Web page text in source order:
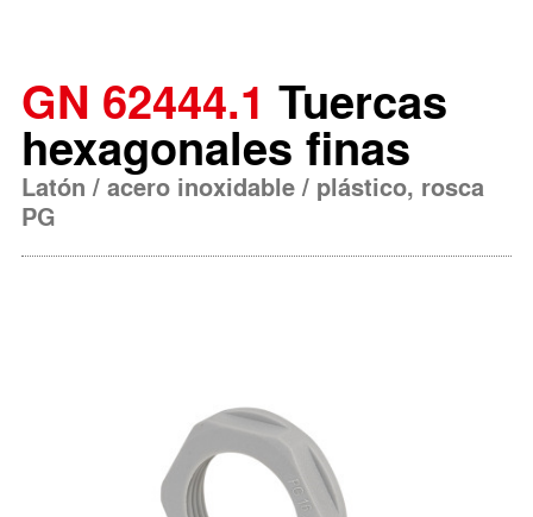
GN 62444.1 Tuercas
hexagonales finas
Latón / acero inoxidable / plástico, rosca
PG